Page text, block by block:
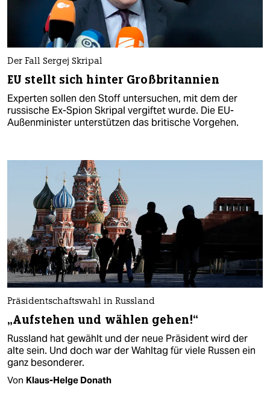
Der Fall Sergej Skripal
EU stellt sich hinter Großbritannien
Experten sollen den Stoff untersuchen, mit dem der
russische Ex-Spion Skripal vergiftet wurde. Die EU-
Außenminister unterstützen das britische Vorgehen.
Präsidentschaftswahl in Russland
„Aufstehen und wählen gehen!“
Russland hat gewählt und der neue Präsident wird der
alte sein. Und doch war der Wahltag für viele Russen ein
ganz besonderer.
Von Klaus-Helge Donath